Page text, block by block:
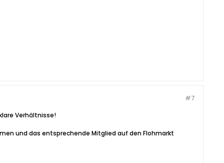
#7
Verhältnisse!
und das entsprechende Mitglied auf den Flohmarkt